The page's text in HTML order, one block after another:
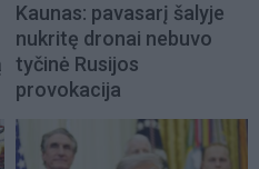
Kaunas: pavasarį šalyje
nukritę dronai nebuvo
tyčinė Rusijos
provokacija